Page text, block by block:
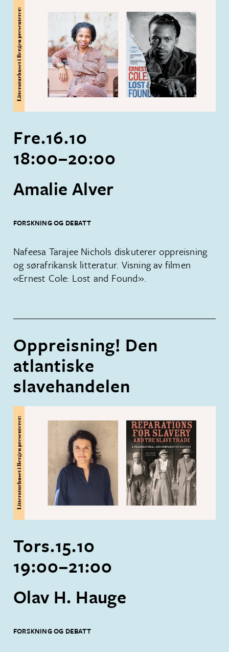
Amalie Alver
FORSKNING OG DEBATT
Fre.16.10
18:00–20:00
Nafeesa Tarajee Nichols diskuterer oppreisning
og sørafrikansk litteratur. Visning av filmen
«Ernest Cole: Lost and Found».
Oppreisning! Den
atlantiske
slavehandelen
Olav H. Hauge
FORSKNING OG DEBATT
Tors.15.10
19:00–21:00